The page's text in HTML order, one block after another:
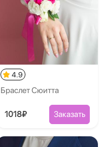
4.9
Браслет Сюитта
1018₽ Заказать